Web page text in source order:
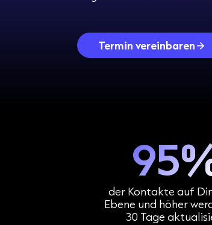
Termin vereinbaren
der Kontakte auf
Ebene und höher
30 Tage